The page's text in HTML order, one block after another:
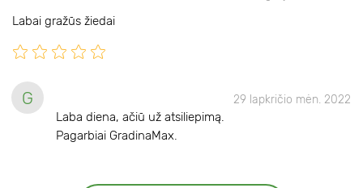
Labai gražūs žiedai
G 29 lapkričio mėn. 2022
Laba diena, ačiū už atsiliepimą.
Pagarbiai GradinaMax.